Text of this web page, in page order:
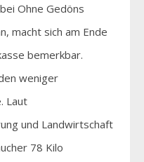
Ohne Gedöns
macht sich am Ende
bemerkbar.
weniger
Laut
und Landwirtschaft
78 Kilo